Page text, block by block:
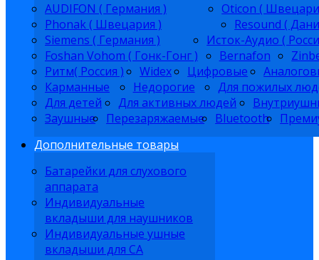
AUDIFON ( Германия )
Oticon (
Phonak ( Швецария )
Resound (
Siemens ( Германия )
Исток-Аудио (
Foshan Vohom ( Гонк-Гонг )
Bernafon
Ритм( Россия )
Widex Цифровые
Карманные
Недорогие
Для пожилых
Для детей
Для активных людей
Заушные
Перезаряжаемые Bluetooth
Дополнительные товары
Батарейки для слухового
аппарата
Индивидуальные
вкладыши для наушников
Индивидуальные ушные
вкладыши для СА